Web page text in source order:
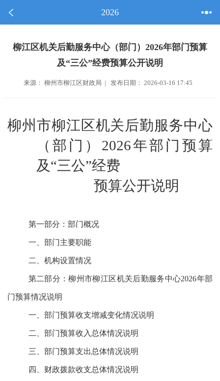
2026
柳江区机关后勤服务中心（部门）2026年部门预算
及“三公”经费预算公开说明
来源： 柳州市柳江区财政局 | 发布日期： 2026-03-16 17:45
柳州市柳江区机关后勤服务中心
（部门）2026年部门预算
及“三公”经费
预算公开说明
第一部分：部门概况
一、部门主要职能
二、机构设置情况
第二部分：柳州市柳江区机关后勤服务中心2026年部
门预算情况说明
一、部门预算收支增减变化情况说明
二、部门预算收入总体情况说明
三、部门预算支出总体情况说明
四、财政拨款收支总体情况说明